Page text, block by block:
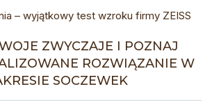
– wyjątkowy test wzroku firmy ZEISS
ZWYCZAJE I POZNAJ
ROZWIĄZANIE W
SOCZEWEK